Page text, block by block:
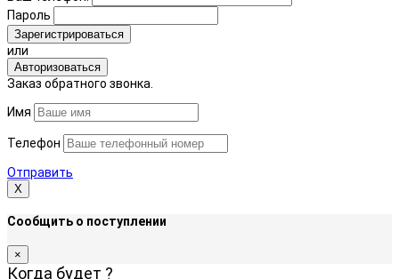
Пароль
Зарегистрироваться
или
Авторизоваться
Заказ обратного звонка.
Имя
Телефон
Отправить
Х
Сообщить о поступлении
×
Когда будет ?